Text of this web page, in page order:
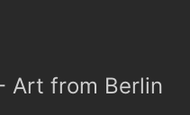
Art from Berlin